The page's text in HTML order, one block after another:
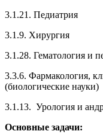
3.1.21. Педиатрия
3.1.9. Хирургия
3.1.28. Гематология и
3.3.6. Фармакология,
(биологические науки)
3.1.13. Урология и
Основные задачи: